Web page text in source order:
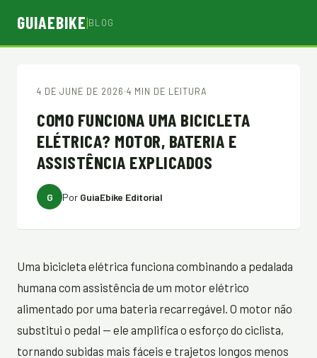
GUIAEBIKE|BLOG
4 DE JUNE DE 2026 ·4 MIN DE LEITURA
COMO FUNCIONA UMA BICICLETA
ELÉTRICA? MOTOR, BATERIA E
ASSISTÊNCIA EXPLICADOS
G Por GuiaEbike Editorial
Uma bicicleta elétrica funciona combinando a pedalada
humana com assistência de um motor elétrico
alimentado por uma bateria recarregável. O motor não
substitui o pedal — ele amplifica o esforço do ciclista,
tornando subidas mais fáceis e trajetos longos menos